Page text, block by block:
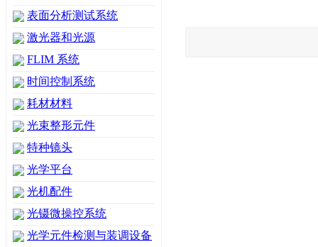
表面分析测试系统
激光器和光源
FLIM 系统
时间控制系统
耗材材料
光束整形元件
特种镜头
光学平台
光机配件
光镊微操控系统
光学元件检测与装调设备